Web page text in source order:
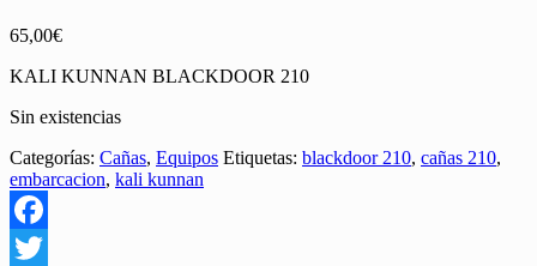
65,00€
KALI KUNNAN BLACKDOOR 210
Sin existencias
Categorías: Cañas, Equipos Etiquetas: blackdoor 210, cañas 210,
embarcacion, kali kunnan
Facebook